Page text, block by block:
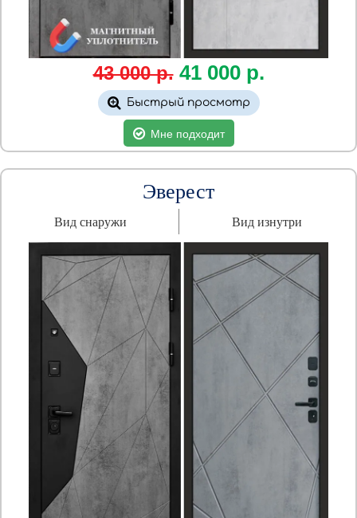
43 000 р. 41 000 р.
Быстрый просмотр
Мне подходит
Эверест
Вид снаружи Вид изнутри